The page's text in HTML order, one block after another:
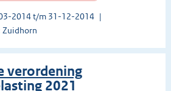
2014 t/m 31-12-2014
Zuidhorn
verordening
2021